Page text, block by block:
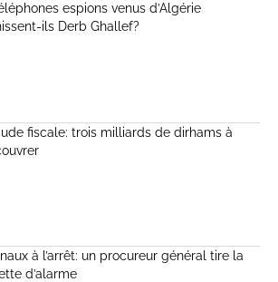
espions venus d’Algérie
ils Derb Ghallef?
fiscale: trois milliards de dirhams à
à l’arrêt: un procureur général tire la
d’alarme